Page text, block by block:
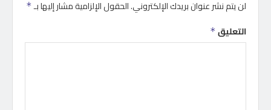
لن يتم نشر عنوان بريدك الإلكتروني.الحقول الإلزامية مشار إليها بـ *
التعليق *